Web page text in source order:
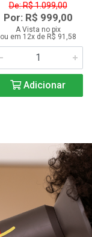
De: R$ 1.099,00
Por: R$ 999,00
A Vista no pix
ou em 12x de R$ 91,58
Adicionar